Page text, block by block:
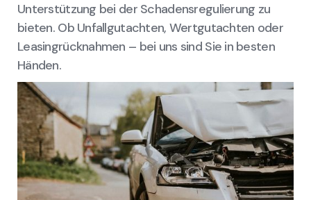
Unterstützung bei der Schadensregulierung zu
bieten. Ob Unfallgutachten, Wertgutachten oder
Leasingrücknahmen – bei uns sind Sie in besten
Händen.